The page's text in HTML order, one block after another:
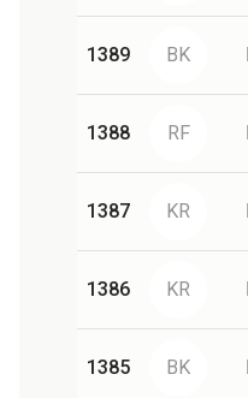
1389 BK
1388 RF
1387 KR
1386 KR
1385 BK